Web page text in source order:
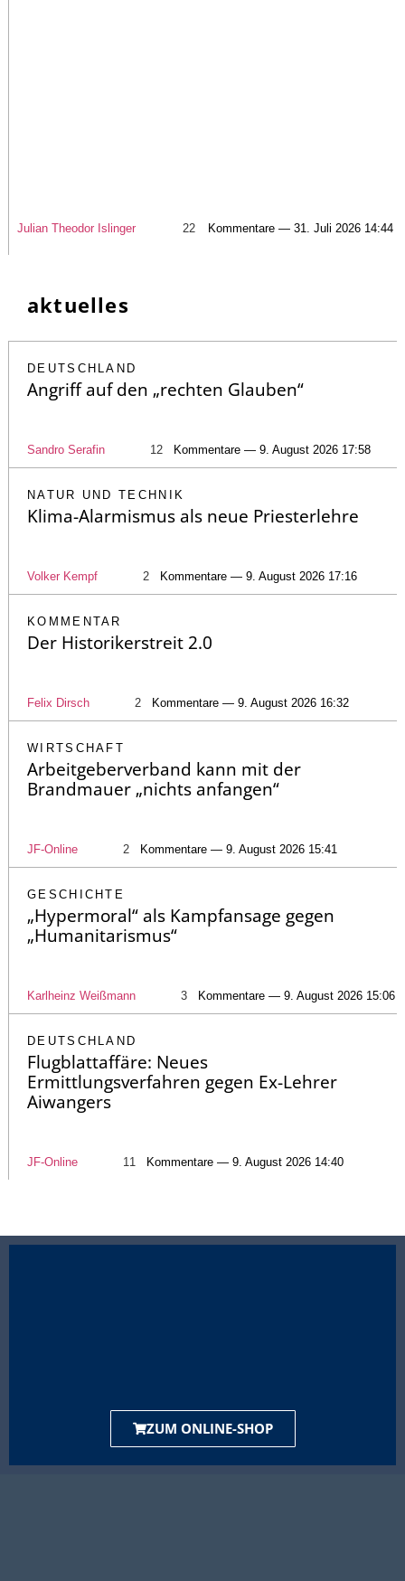
Julian Theodor Islinger 22 Kommentare — 31. Juli 2026 14:44
aktuelles
DEUTSCHLAND
Angriff auf den „rechten Glauben“
Sandro Serafin 12 Kommentare — 9. August 2026 17:58
NATUR UND TECHNIK
Klima-Alarmismus als neue Priesterlehre
Volker Kempf 2 Kommentare — 9. August 2026 17:16
KOMMENTAR
Der Historikerstreit 2.0
Felix Dirsch 2 Kommentare — 9. August 2026 16:32
WIRTSCHAFT
Arbeitgeberverband kann mit der
Brandmauer „nichts anfangen“
JF-Online 2 Kommentare — 9. August 2026 15:41
GESCHICHTE
„Hypermoral“ als Kampfansage gegen
„Humanitarismus“
Karlheinz Weißmann 3 Kommentare — 9. August 2026 15:06
DEUTSCHLAND
Flugblattaffäre: Neues
Ermittlungsverfahren gegen Ex-Lehrer
Aiwangers
JF-Online 11 Kommentare — 9. August 2026 14:40
ZUM ONLINE-SHOP